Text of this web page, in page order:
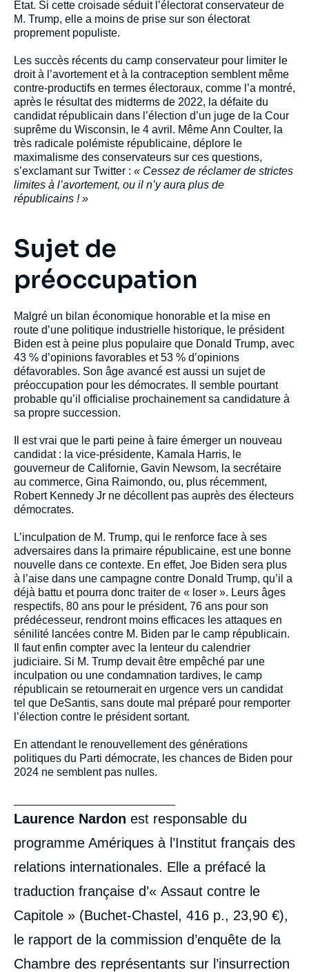
Etat. Si cette croisade séduit l’électorat conservateur de
M. Trump, elle a moins de prise sur son électorat
proprement populiste.
Les succès récents du camp conservateur pour limiter le
droit à l’avortement et à la contraception semblent même
contre-productifs en termes électoraux, comme l’a montré,
après le résultat des midterms de 2022, la défaite du
candidat républicain dans l’élection d’un juge de la Cour
suprême du Wisconsin, le 4 avril. Même Ann Coulter, la
très radicale polémiste républicaine, déplore le
maximalisme des conservateurs sur ces questions,
s’exclamant sur Twitter : « Cessez de réclamer de strictes
limites à l’avortement, ou il n’y aura plus de
républicains ! »
Sujet de
préoccupation
Malgré un bilan économique honorable et la mise en
route d’une politique industrielle historique, le président
Biden est à peine plus populaire que Donald Trump, avec
43 % d’opinions favorables et 53 % d’opinions
défavorables. Son âge avancé est aussi un sujet de
préoccupation pour les démocrates. Il semble pourtant
probable qu’il officialise prochainement sa candidature à
sa propre succession.
Il est vrai que le parti peine à faire émerger un nouveau
candidat : la vice-présidente, Kamala Harris, le
gouverneur de Californie, Gavin Newsom, la secrétaire
au commerce, Gina Raimondo, ou, plus récemment,
Robert Kennedy Jr ne décollent pas auprès des électeurs
démocrates.
L’inculpation de M. Trump, qui le renforce face à ses
adversaires dans la primaire républicaine, est une bonne
nouvelle dans ce contexte. En effet, Joe Biden sera plus
à l’aise dans une campagne contre Donald Trump, qu’il a
déjà battu et pourra donc traiter de « loser ». Leurs âges
respectifs, 80 ans pour le président, 76 ans pour son
prédécesseur, rendront moins efficaces les attaques en
sénilité lancées contre M. Biden par le camp républicain.
Il faut enfin compter avec la lenteur du calendrier
judiciaire. Si M. Trump devait être empêché par une
inculpation ou une condamnation tardives, le camp
républicain se retournerait en urgence vers un candidat
tel que DeSantis, sans doute mal préparé pour remporter
l’élection contre le président sortant.
En attendant le renouvellement des générations
politiques du Parti démocrate, les chances de Biden pour
2024 ne semblent pas nulles.
Laurence Nardon est responsable du
programme Amériques à l’Institut français des
relations internationales. Elle a préfacé la
traduction française d’« Assaut contre le
Capitole » (Buchet-Chastel, 416 p., 23,90 €),
le rapport de la commission d’enquête de la
Chambre des représentants sur l’insurrection